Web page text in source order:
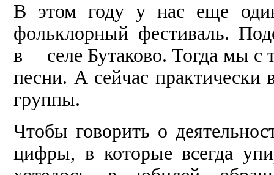
В этом году у нас еще
фольклорный фестиваль.
в селе Бутаково. Тогда мы с
песни. А сейчас
группы.
Чтобы говорить о
цифры, в которые всегда